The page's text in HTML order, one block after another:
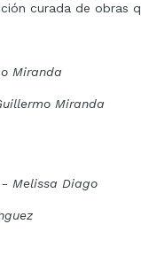
curada de
Miranda
Miranda
- Melissa Diago